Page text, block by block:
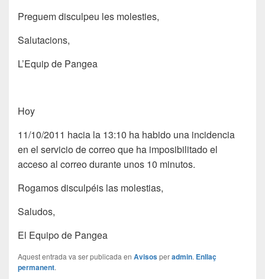
Preguem disculpeu les molesties,
Salutacions,
L’Equip de Pangea
Hoy
11/10/2011 hacia la 13:10 ha habido una incidencia
en el servicio de correo que ha imposibilitado el
acceso al correo durante unos 10 minutos.
Rogamos disculpéis las molestias,
Saludos,
El Equipo de Pangea
Aquest entrada va ser publicada en Avisosperadmin. Enllaç
permanent.